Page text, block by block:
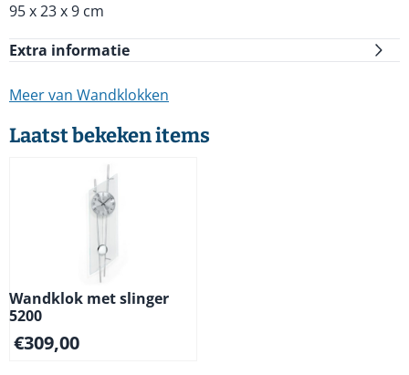
95 x 23 x 9 cm
Extra informatie
Meer van Wandklokken
Laatst bekeken items
Wandklok met slinger
5200
€309,00